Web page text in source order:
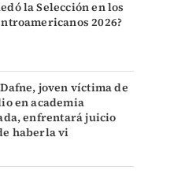
la Selección en los
2026?
joven víctima de
en academia
enfrentará juicio
haberla vi